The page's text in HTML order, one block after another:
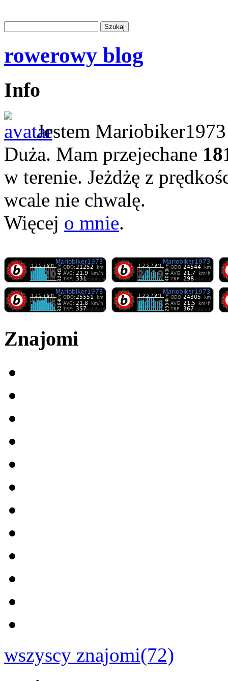
rowerowy blog
Info
Jestem
Duża. Mam przejechane
w terenie. Jeżdżę z
wcale nie chwalę.
Więcej o mnie.
Znajomi
wszyscy znajomi(72)